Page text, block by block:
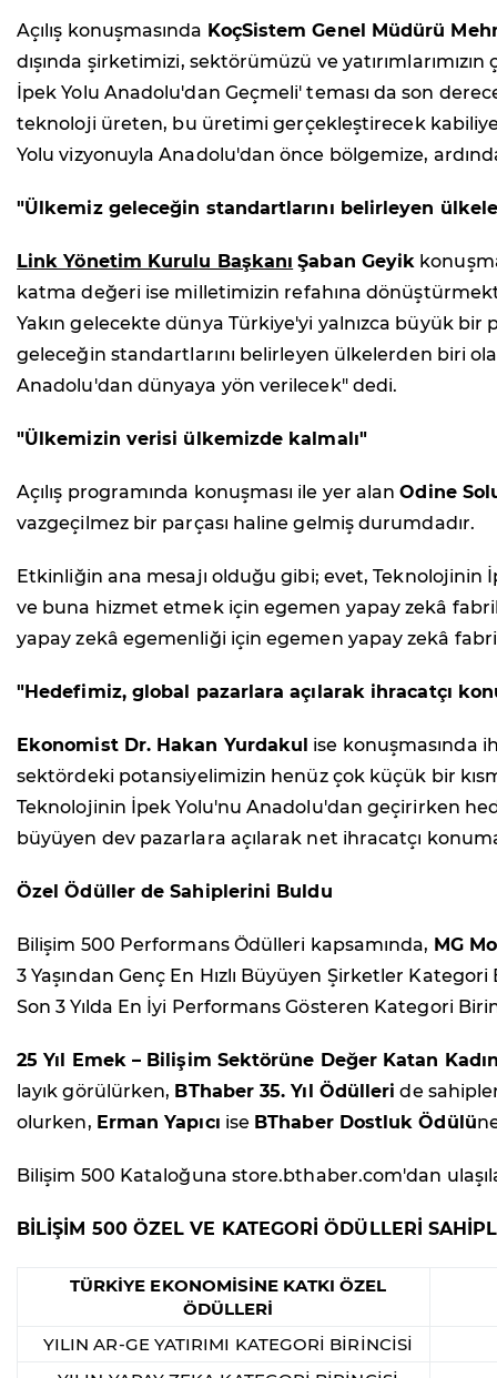
Açılış konuşmasında KoçSistem Genel Müdürü
dışında şirketimizi, sektörümüzü ve
İpek Yolu Anadolu'dan Geçmeli' teması da son
teknoloji üreten, bu üretimi gerçekleştirecek
Yolu vizyonuyla Anadolu'dan önce bölgemize,
"Ülkemiz geleceğin standartlarını belirleyen
Link Yönetim Kurulu Başkanı Şaban Geyik
katma değeri ise milletimizin refahına
Yakın gelecekte dünya Türkiye'yi yalnızca büyük
geleceğin standartlarını belirleyen ülkelerden biri
Anadolu'dan dünyaya yön verilecek" dedi.
"Ülkemizin verisi ülkemizde kalmalı"
Açılış programında konuşması ile yer alanOdine
vazgeçilmez bir parçası haline gelmiş durumdadır.
Etkinliğin ana mesajı olduğu gibi; evet,
ve buna hizmet etmek için egemen yapay zekâ
yapay zekâ egemenliği için egemen yapay zekâ
"Hedefimiz, global pazarlara açılarak ihracatçı
Ekonomist Dr. Hakan Yurdakul ise konuşmasında
sektördeki potansiyelimizin henüz çok küçük bir
Teknolojinin İpek Yolu'nu Anadolu'dan geçirirken
büyüyen dev pazarlara açılarak net ihracatçı
Özel Ödüller de Sahiplerini Buldu
Bilişim 500 Performans Ödülleri kapsamında, MG
3 Yaşından Genç En Hızlı Büyüyen Şirketler
Son 3 Yılda En İyi Performans Gösteren Kategori
25 Yıl Emek – Bilişim Sektörüne Değer Katan
layık görülürken, BThaber 35. Yıl Ödülleri de
olurken, Erman Yapıcı ise BThaber Dostluk Ödülü
Bilişim 500 Kataloğuna store.bthaber.com'dan
BİLİŞİM 500 ÖZEL VE KATEGORİ ÖDÜLLERİ
TÜRKİYE EKONOMİSİNE KATKI ÖZEL
ÖDÜLLERİ
YILIN AR-GE YATIRIMI KATEGORİ BİRİNCİSİ